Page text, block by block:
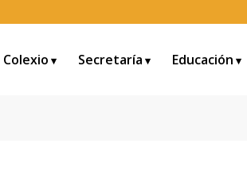
Colexio Secretaría Educación